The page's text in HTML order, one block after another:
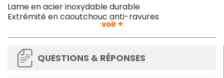
Lame en acier inoxydable durable
Extrémité en caoutchouc anti-rayures
Lavable au lave-vaisselle
Surface de râpe exacte : 126 x 60 mm
300 g
voir +
QUESTIONS & RÉPONSES